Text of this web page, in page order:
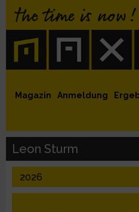
MaxFun
MaxFun auf Instagram
MaxFun auf Twitter
auf Youtube
auf Facebook
Magazin Anmeldung
Leon Sturm
2026